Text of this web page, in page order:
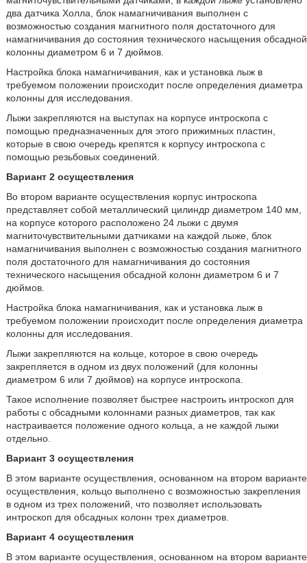
два датчика Холла, блок намагничивания выполнен с
возможностью создания магнитного поля достаточного для
намагничивания до состояния технического насыщения обсадной
колонны диаметром 6 и 7 дюймов.
Настройка блока намагничивания, как и установка лыж в
требуемом положении происходит после определения диаметра
колонны для исследования.
Лыжи закрепляются на выступах на корпусе интроскопа с
помощью предназначенных для этого прижимных пластин,
которые в свою очередь крепятся к корпусу интроскопа с
помощью резьбовых соединений.
Вариант 2 осуществления
Во втором варианте осуществления корпус интроскопа
представляет собой металлический цилиндр диаметром 140 мм,
на корпусе которого расположено 24 лыжи с двумя
магниточувствительными датчиками на каждой лыже, блок
намагничивания выполнен с возможностью создания магнитного
поля достаточного для намагничивания до состояния
технического насыщения обсадной колонн диаметром 6 и 7
дюймов.
Настройка блока намагничивания, как и установка лыж в
требуемом положении происходит после определения диаметра
колонны для исследования.
Лыжи закрепляются на кольце, которое в свою очередь
закрепляется в одном из двух положений (для колонны
диаметром 6 или 7 дюймов) на корпусе интроскопа.
Такое исполнение позволяет быстрее настроить интроскоп для
работы с обсадными колоннами разных диаметров, так как
настраивается положение одного кольца, а не каждой лыжи
отдельно.
Вариант 3 осуществления
В этом варианте осуществления, основанном на втором варианте
осуществления, кольцо выполнено с возможностью закрепления
в одном из трех положений, что позволяет использовать
интроскоп для обсадных колонн трех диаметров.
Вариант 4 осуществления
В этом варианте осуществления, основанном на втором варианте